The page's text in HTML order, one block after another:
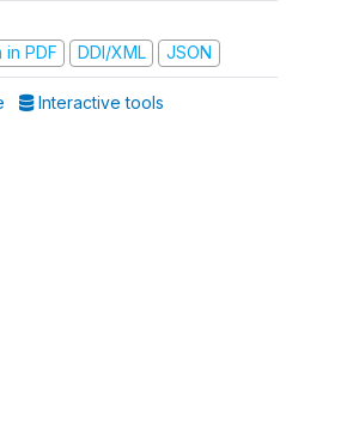
PDF
DDI/XML JSON
Interactive tools